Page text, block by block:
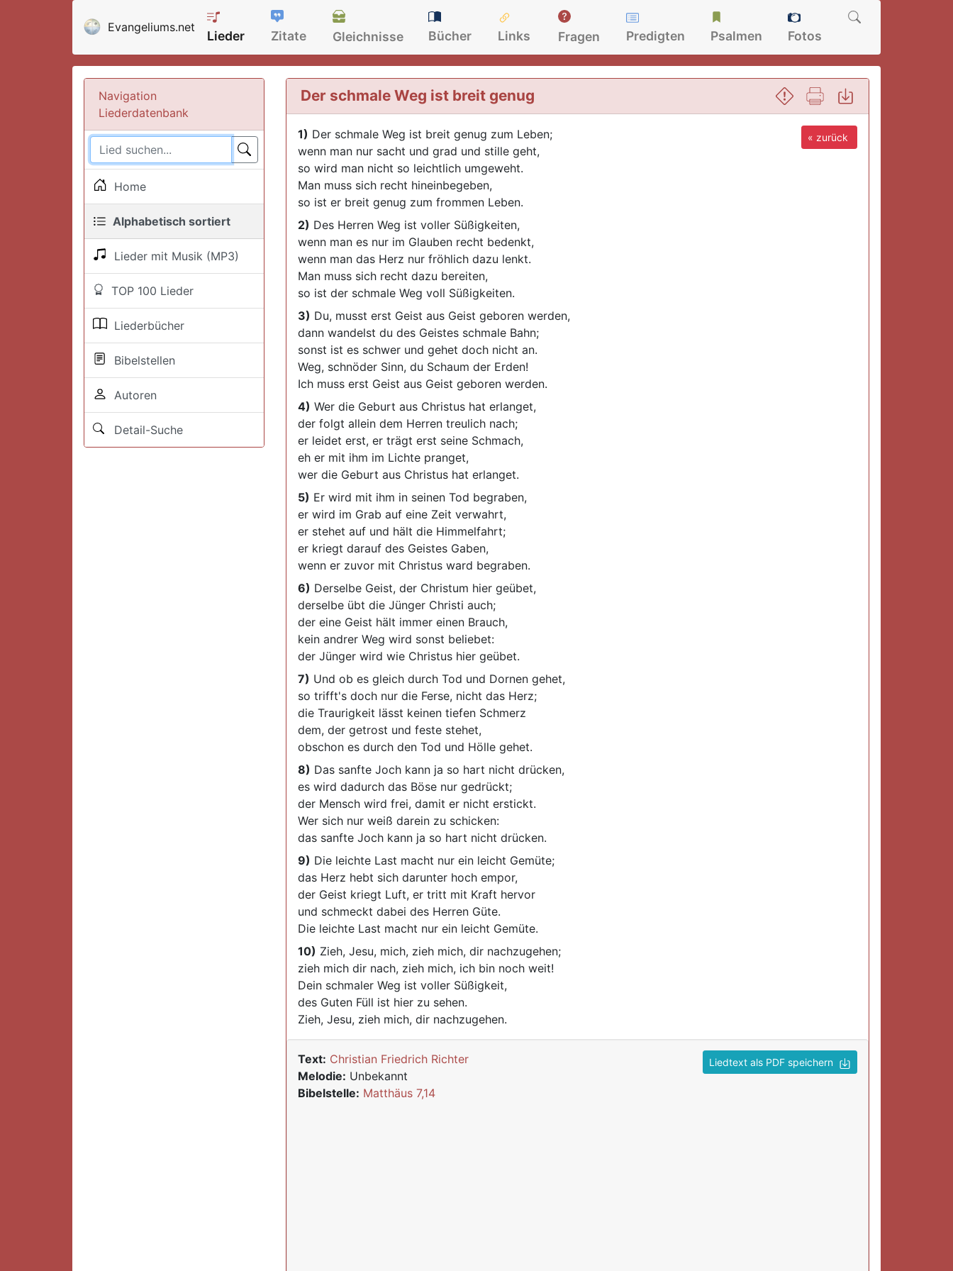
Evangeliums.net
Lieder Zitate Gleichnisse Bücher Links Fragen Predigten Psalmen Fotos
Navigation
Liederdatenbank
Home
Alphabetisch sortiert
Lieder mit Musik (MP3)
TOP 100 Lieder
Liederbücher
Bibelstellen
Autoren
Detail-Suche
Der schmale Weg ist breit genug
« zurück
1) Der schmale Weg ist breit genug zum Leben;
wenn man nur sacht und grad und stille geht,
so wird man nicht so leichtlich umgeweht.
Man muss sich recht hineinbegeben,
so ist er breit genug zum frommen Leben.
2) Des Herren Weg ist voller Süßigkeiten,
wenn man es nur im Glauben recht bedenkt,
wenn man das Herz nur fröhlich dazu lenkt.
Man muss sich recht dazu bereiten,
so ist der schmale Weg voll Süßigkeiten.
3) Du, musst erst Geist aus Geist geboren werden,
dann wandelst du des Geistes schmale Bahn;
sonst ist es schwer und gehet doch nicht an.
Weg, schnöder Sinn, du Schaum der Erden!
Ich muss erst Geist aus Geist geboren werden.
4) Wer die Geburt aus Christus hat erlanget,
der folgt allein dem Herren treulich nach;
er leidet erst, er trägt erst seine Schmach,
eh er mit ihm im Lichte pranget,
wer die Geburt aus Christus hat erlanget.
5) Er wird mit ihm in seinen Tod begraben,
er wird im Grab auf eine Zeit verwahrt,
er stehet auf und hält die Himmelfahrt;
er kriegt darauf des Geistes Gaben,
wenn er zuvor mit Christus ward begraben.
6) Derselbe Geist, der Christum hier geübet,
derselbe übt die Jünger Christi auch;
der eine Geist hält immer einen Brauch,
kein andrer Weg wird sonst beliebet:
der Jünger wird wie Christus hier geübet.
7) Und ob es gleich durch Tod und Dornen gehet,
so trifft's doch nur die Ferse, nicht das Herz;
die Traurigkeit lässt keinen tiefen Schmerz
dem, der getrost und feste stehet,
obschon es durch den Tod und Hölle gehet.
8) Das sanfte Joch kann ja so hart nicht drücken,
es wird dadurch das Böse nur gedrückt;
der Mensch wird frei, damit er nicht erstickt.
Wer sich nur weiß darein zu schicken:
das sanfte Joch kann ja so hart nicht drücken.
9) Die leichte Last macht nur ein leicht Gemüte;
das Herz hebt sich darunter hoch empor,
der Geist kriegt Luft, er tritt mit Kraft hervor
und schmeckt dabei des Herren Güte.
Die leichte Last macht nur ein leicht Gemüte.
10) Zieh, Jesu, mich, zieh mich, dir nachzugehen;
zieh mich dir nach, zieh mich, ich bin noch weit!
Dein schmaler Weg ist voller Süßigkeit,
des Guten Füll ist hier zu sehen.
Zieh, Jesu, zieh mich, dir nachzugehen.
Liedtext als PDF speichern
Text: Christian Friedrich Richter
Melodie: Unbekannt
Bibelstelle: Matthäus 7,14